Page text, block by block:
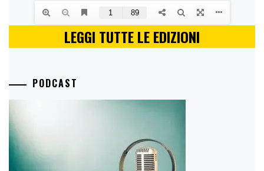
LEGGI TUTTE LE EDIZIONI
PODCAST